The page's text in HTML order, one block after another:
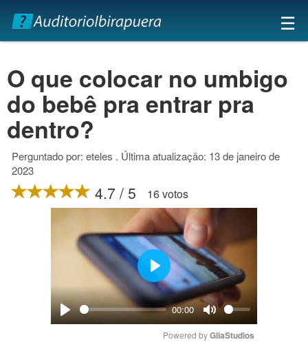
×
☰
O que colocar no umbigo
do bebê pra entrar pra
dentro?
Perguntado por: eteles . Última atualização: 13 de janeiro de
2023
4.7 / 5 16 votos
Play
00:00
Mute
Play
Powered by GliaStudios